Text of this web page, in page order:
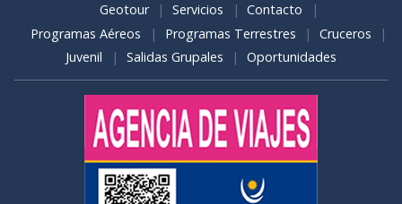
Geotour Servicios
Contacto
Programas Aéreos
Programas Terrestres
Cruceros
Juvenil
Salidas Grupales Oportunidades